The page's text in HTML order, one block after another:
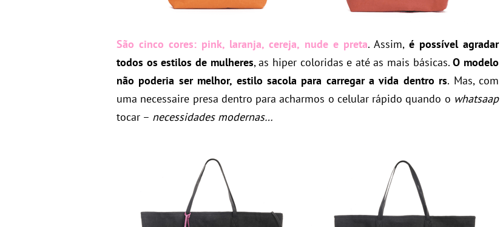
São cinco cores: pink, laranja, cereja, nude e preta. Assim, é possível agradar
todos os estilos de mulheres, as hiper coloridas e até as mais básicas.O modelo
não poderia ser melhor, estilo sacola para carregar a vida dentro rs. Mas, com
uma necessaire presa dentro para acharmos o celular rápido quando o whatsaap
tocar – necessidades modernas…